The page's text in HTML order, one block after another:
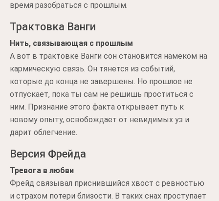
время разобраться с прошлым.
Трактовка Ванги
Нить, связывающая с прошлым
А вот в трактовке Ванги сон становится намеком на
кармическую связь. Он тянется из событий,
которые до конца не завершены. Но прошлое не
отпускает, пока ты сам не решишь проститься с
ним. Признание этого факта открывает путь к
новому опыту, освобождает от невидимых уз и
дарит облегчение.
Версия Фрейда
Тревога в любви
Фрейд связывал приснившийся хвост с ревностью
и страхом потери близости. В таких снах проступает